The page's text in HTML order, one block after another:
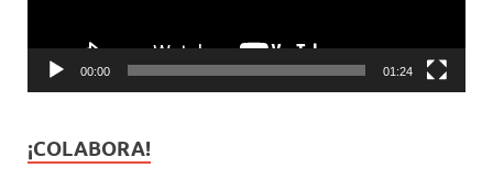
00:00 01:24
¡COLABORA!